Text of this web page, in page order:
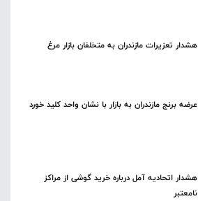
هشدار تعزیرات مازندران به متخلفان بازار مرغ
عرضه برنج مازندران به بازار با نشان واحد کلید خورد
هشدار اتحادیه آمل درباره خرید گوشی از مراکز
نامعتبر